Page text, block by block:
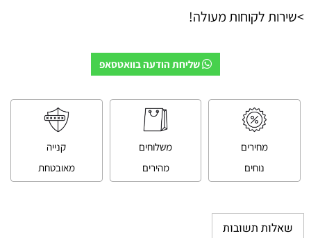
>שירות לקוחות מעולה!
שליחת הודעה בוואטסאפ
מחירים
נוחים
משלוחים
מהירים
קנייה
מאובטחת
שאלות תשובות